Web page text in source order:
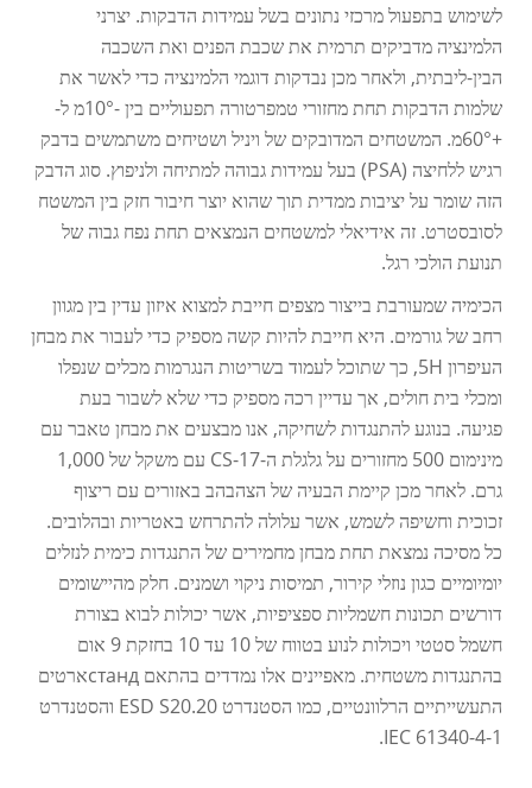
לשימוש בתפעול מרכזי נתונים בשל עמידות הדבקות. יצרני
הלמינציה מדביקים תרמית את שכבת הפנים ואת השכבה
הבין-ליבתית, ולאחר מכן נבדקות דוגמי הלמינציה כדי לאשר את
שלמות הדבקות תחת מחזורי טמפרטורה תפעוליים בין -10°מ ל-
+60°מ. המשטחים המדובקים של ויניל ושטיחים משתמשים בדבק
רגיש ללחיצה (PSA) בעל עמידות גבוהה למתיחה ולניפוץ. סוג הדבק
הזה שומר על יציבות ממדית תוך שהוא יוצר חיבור חזק בין המשטח
לסובסטרט. זה אידיאלי למשטחים הנמצאים תחת נפח גבוה של
תנועת הולכי רגל.
הכימיה שמעורבת בייצור מצפים חייבת למצוא איזון עדין בין מגוון
רחב של גורמים. היא חייבת להיות קשה מספיק כדי לעבור את מבחן
העיפרון 5H, כך שתוכל לעמוד בשריטות הנגרמות מכלים שנפלו
ומכלי בית חולים, אך עדיין רכה מספיק כדי שלא לשבור בעת
פגיעה. בנוגע להתנגדות לשחיקה, אנו מבצעים את מבחן טאבר עם
מינימום 500 מחזורים על גלגלת ה-CS-17 עם משקל של 1,000
גרם. לאחר מכן קיימת הבעיה של הצהבהב באזורים עם ריצוף
זכוכית וחשיפה לשמש, אשר עלולה להתרחש באטריות ובהלובים.
כל מסיכה נמצאת תחת מבחן מחמירים של התנגדות כימית לנזלים
יומיומיים כגון נוזלי קירור, תמיסות ניקוי ושמנים. חלק מהיישומים
דורשים תכונות חשמליות ספציפיות, אשר יכולות לבוא בצורת
חשמל סטטי ויכולות לנוע בטווח של 10 עד 10 בחזקת 9 אום
בהתנגדות משטחית. מאפיינים אלו נמדדים בהתאם стандארטים
התעשייתיים הרלוונטיים, כמו הסטנדרט ESD S20.20 והסטנדרט
IEC 61340-4-1.